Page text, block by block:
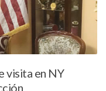
visita en NY